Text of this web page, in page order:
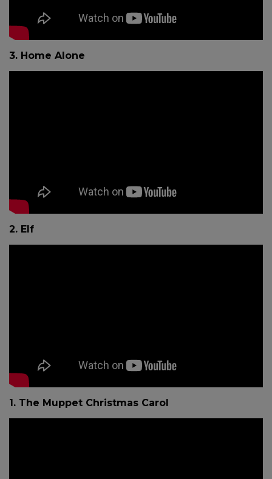
3. Home Alone
2. Elf
1. The Muppet Christmas Carol